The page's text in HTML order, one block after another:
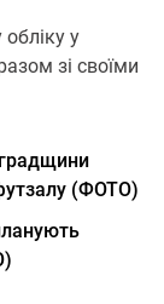
у
зі своїми
(ФОТО)